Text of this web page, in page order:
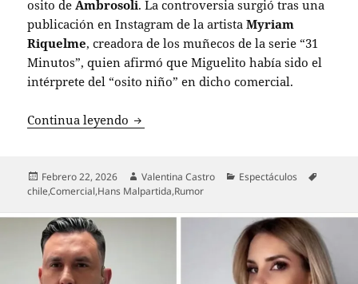
osito de Ambrosoli. La controversia surgió tras una
publicación en Instagram de la artistaMyriam
Riquelme, creadora de los muñecos de la serie “31
Minutos”, quien afirmó que Miguelito había sido el
intérprete del “osito niño” en dicho comercial.
Continua leyendo Miguelito desmiente rumor: no es
Publicado
el
Febrero 22, 2026 Autor
Valentina Castro Categorías
Espectáculos
chile,Comercial,Hans Malpartida,Rumor